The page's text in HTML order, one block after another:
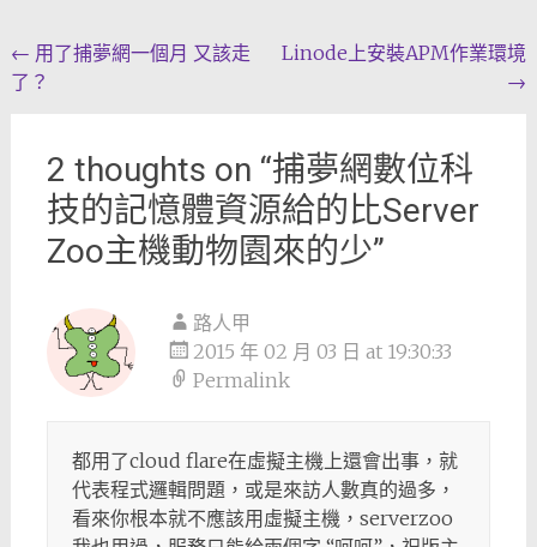
Post
navigation
← 用了捕夢網一個月 又該走
了？
Linode上安裝APM作業環境
→
2 thoughts on “捕夢網數位科
技的記憶體資源給的比Server
Zoo主機動物園來的少”
路人甲
2015 年 02 月 03 日 at 19:30:33
Permalink
都用了cloud flare在虛擬主機上還會出事，就
代表程式邏輯問題，或是來訪人數真的過多，
看來你根本就不應該用虛擬主機，serverzoo